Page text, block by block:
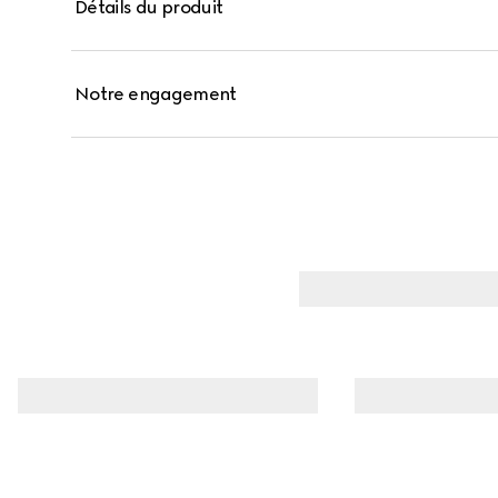
de notes, la texture florale crémeuse qui émerge du
Détails du produit
Notre engagement